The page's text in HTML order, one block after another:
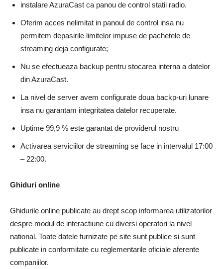
instalare AzuraCast ca panou de control statii radio.
Oferim acces nelimitat in panoul de control insa nu
permitem depasirile limitelor impuse de pachetele de
streaming deja configurate;
Nu se efectueaza backup pentru stocarea interna a datelor
din AzuraCast.
La nivel de server avem configurate doua backp-uri lunare
insa nu garantam integritatea datelor recuperate.
Uptime 99,9 % este garantat de providerul nostru
Activarea serviciilor de streaming se face in intervalul 17:00
– 22:00.
Ghiduri online
Ghidurile online publicate au drept scop informarea utilizatorilor
despre modul de interactiune cu diversi operatori la nivel
national. Toate datele furnizate pe site sunt publice si sunt
publicate in conformitate cu reglementarile oficiale aferente
companiilor.